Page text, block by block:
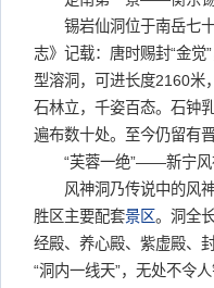
锡岩仙洞位于南岳七十
志》记载：唐时赐封“金
型溶洞，可进长度2160米
石林立，千姿百态。石钟
遍布数十处。至今仍留有
“芙蓉一绝”——新宁风
风神洞乃传说中的风神
胜区主要配套景区。洞全
经殿、养心殿、紫虚殿、
“洞内一线天”，无处不令